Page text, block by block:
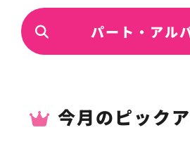
パート・アル
今月のピック